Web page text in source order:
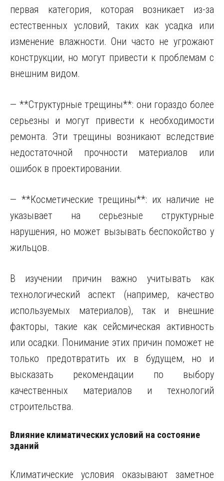
первая категория, которая возникает из-за
естественных условий, таких как усадка или
изменение влажности. Они часто не угрожают
конструкции, но могут привести к проблемам с
внешним видом.
— **Структурные трещины**: они гораздо более
серьезны и могут привести к необходимости
ремонта. Эти трещины возникают вследствие
недостаточной прочности материалов или
ошибок в проектировании.
— **Косметические трещины**: их наличие не
указывает на серьезные структурные
нарушения, но может вызывать беспокойство у
жильцов.
В изучении причин важно учитывать как
технологический аспект (например, качество
используемых материалов), так и внешние
факторы, такие как сейсмическая активность
или осадки. Понимание этих причин поможет не
только предотвратить их в будущем, но и
высказать рекомендации по выбору
качественных материалов и технологий
строительства.
Влияние климатических условий на состояние
зданий
Климатические условия оказывают заметное